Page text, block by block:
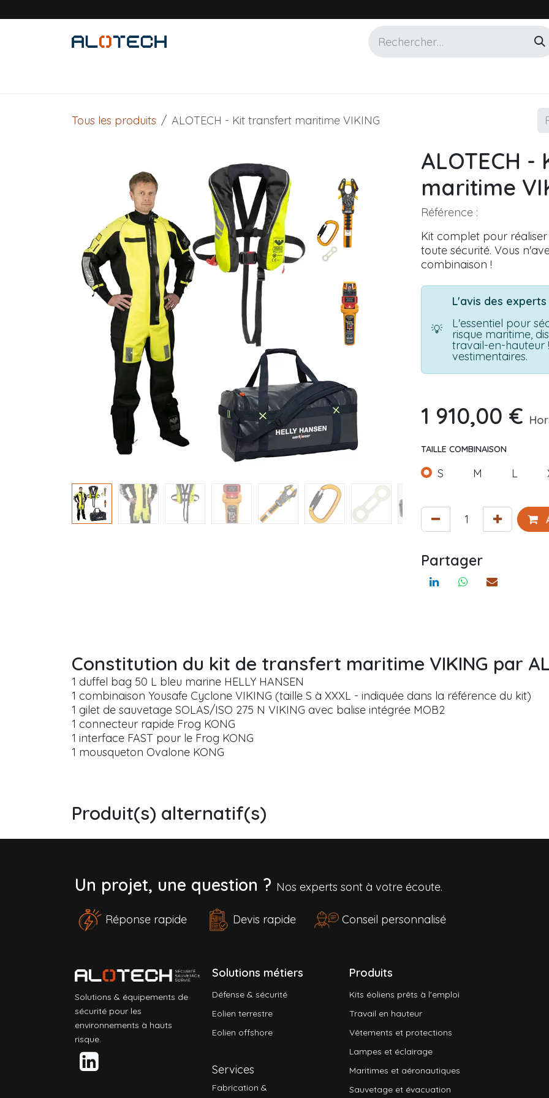
Tous les produits ALOTECH - Kit transfert maritime VIKING
ALOTECH
maritime
Référence :
Kit complet pour
toute sécurité. Vous
combinaison !
💡
L'avis des experts
L'essentiel pour
risque maritime,
travail-en-hauteur
vestimentaires.
1 910,00 €
TAILLE COMBINAISON
S M L
Partager
Constitution du kit de transfert maritime VIKING par
1 duffel bag 50 L bleu marine HELLY HANSEN
1 combinaison Yousafe Cyclone VIKING (taille S à XXXL - indiquée dans la référence du kit)
1 gilet de sauvetage SOLAS/ISO 275 N VIKING avec balise intégrée MOB2
1 connecteur rapide Frog KONG
1 interface FAST pour le Frog KONG
1 mousqueton Ovalone KONG
Produit(s) alternatif(s)
Un projet, une question ? Nos experts sont à votre écoute.
Réponse rapide Devis rapide Conseil personnalisé
Solutions & équipements de
sécurité pour les
environnements à hauts
risque.
Solutions métiers
Défense & sécurité
Eolien terrestre
Eolien offshore
Services
Fabrication &
Produits
Kits éoliens prêts à l'emploi
Travail en hauteur
Vêtements et protections
Lampes et éclairage
Maritimes et aéronautiques
Sauvetage et évacuation